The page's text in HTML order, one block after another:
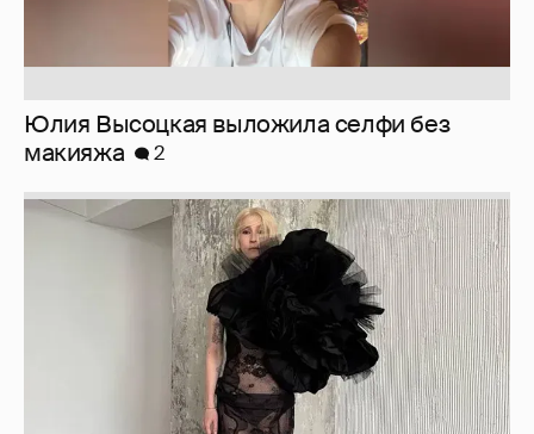
Журналистка Сулим примерила новый